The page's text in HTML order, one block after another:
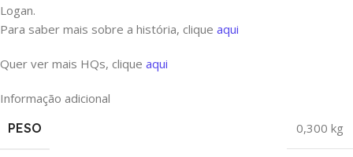
Logan.
Para saber mais sobre a história, clique aqui
Quer ver mais HQs, clique aqui
Informação adicional
PESO
0,300 kg